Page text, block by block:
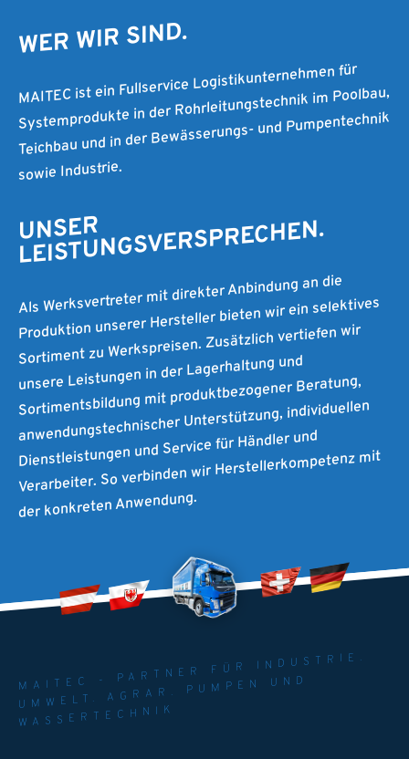
WER WIR SIND.
MAITEC ist ein Fullservice Logistikunternehmen für
Systemprodukte in der Rohrleitungstechnik im Poolbau,
Teichbau und in der Bewässerungs- und Pumpentechnik
sowie Industrie.
UNSER
LEISTUNGSVERSPRECHEN.
Als Werksvertreter mit direkter Anbindung an die
Produktion unserer Hersteller bieten wir ein selektives
Sortiment zu Werkspreisen. Zusätzlich vertiefen wir
unsere Leistungen in der Lagerhaltung und
Sortimentsbildung mit produktbezogener Beratung,
anwendungstechnischer Unterstützung, individuellen
Dienstleistungen und Service für Händler und
Verarbeiter. So verbinden wir Herstellerkompetenz mit
der konkreten Anwendung.
MAITEC - PARTNER FÜR INDUSTRIE.
UMWELT. AGRAR. PUMPEN UND
WASSERTECHNIK